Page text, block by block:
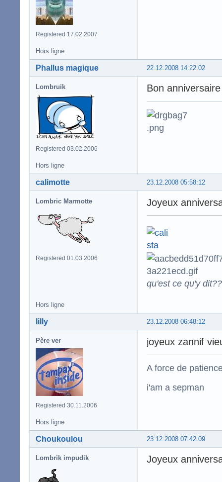
Registered 17.02.2007
Hors ligne
22.12.2008 14:22:02
Phallus magique
Lombruik
Registered 03.02.2006
Bon
Hors ligne
23.12.2008 05:58:12
calimotte
Lombric Marmotte
Registered 01.03.2006
Joyeux
qu'est ce qu'y
Hors ligne
23.12.2008 06:48:12
lilly
Père ver
Registered 30.11.2006
joyeux zannif
A force de
i'am a sepman
Hors ligne
23.12.2008 07:42:09
Choukoulou
Lombrik impudik Joyeux